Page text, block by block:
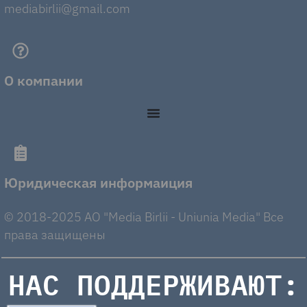
mediabirlii@gmail.com
О компании
Юридическая информаиция
© 2018-2025 AO "Media Birlii - Uniunia Media" Все
права защищены
НАС ПОДДЕРЖИВАЮТ: